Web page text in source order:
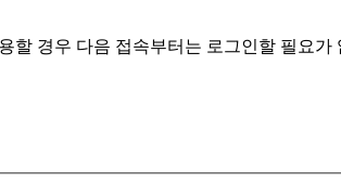
경우 다음 접속부터는 로그인할 필요